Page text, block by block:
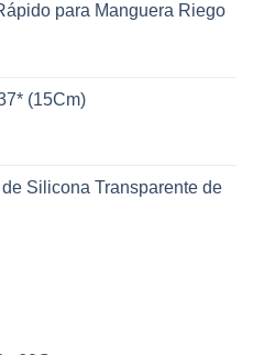
para Manguera Riego
(15Cm)
Silicona Transparente de